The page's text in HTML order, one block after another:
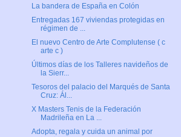
La bandera de España en Colón
Entregadas 167 viviendas protegidas en
régimen de ...
El nuevo Centro de Arte Complutense ( c
arte c )
Últimos días de los Talleres navideños de
la Sierr...
Tesoros del palacio del Marqués de Santa
Cruz: Ál...
X Masters Tenis de la Federación
Madrileña en La ...
Adopta, regala y cuida un animal por